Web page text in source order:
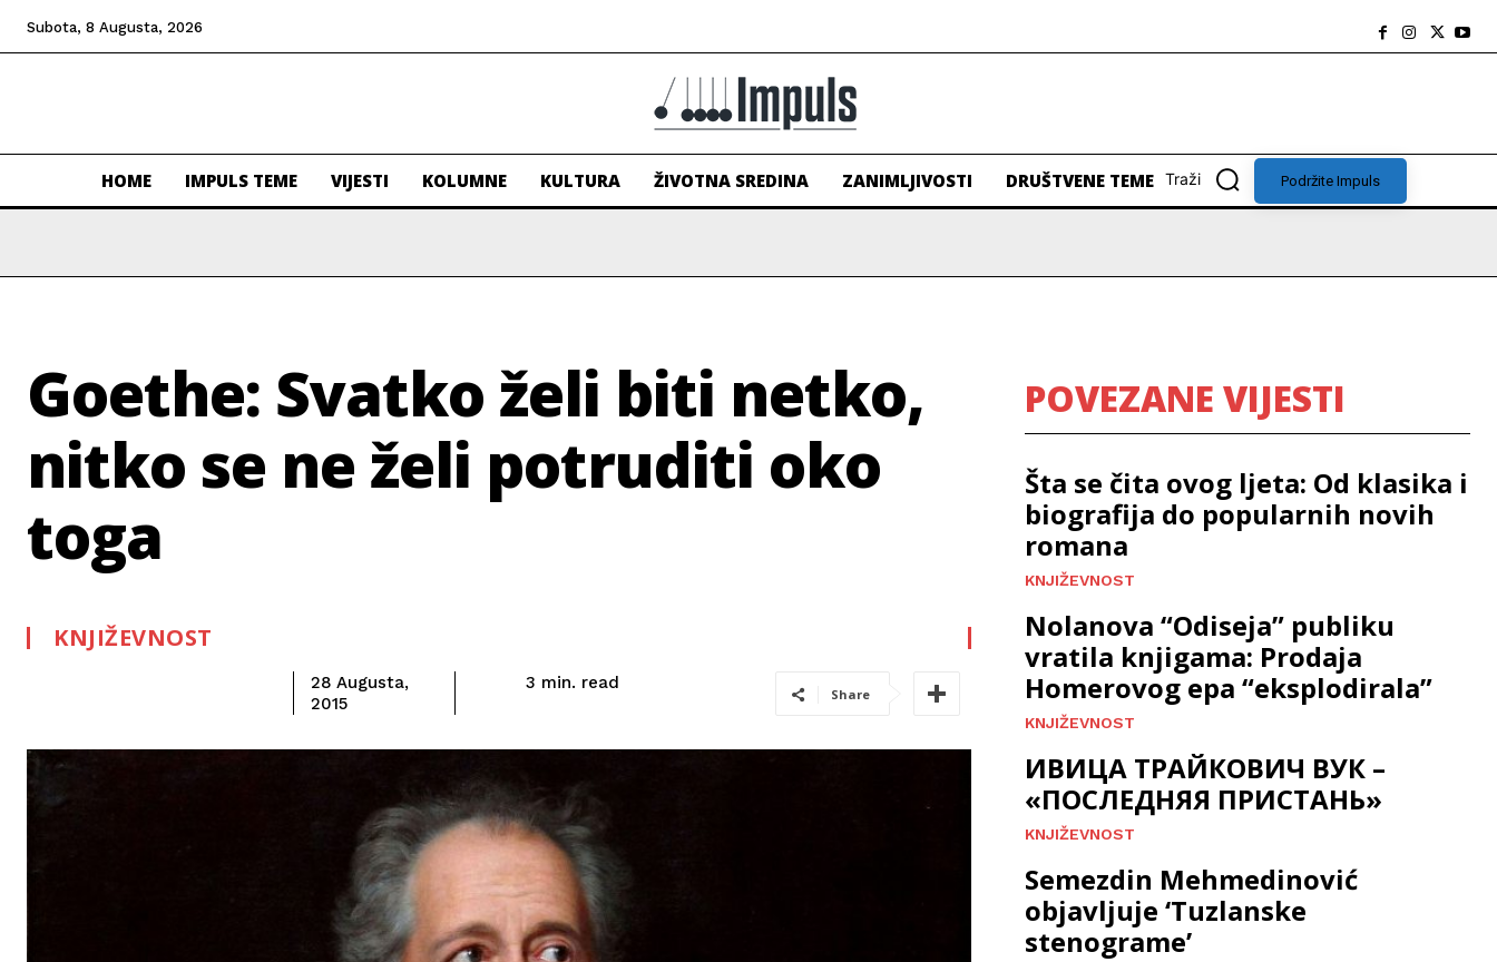
Subota, 8 Augusta, 2026
HOME IMPULS TEME VIJESTI KOLUMNE KULTURA ŽIVOTNA SREDINA ZANIMLJIVOSTI DRUŠTVENE TEME Traži Podržite Impuls
Goethe: Svatko želi biti netko,
nitko se ne želi potruditi oko
toga
KNJIŽEVNOST
28 Augusta,
2015
3 min. read
Share
POVEZANE VIJESTI
Šta se čita ovog ljeta: Od klasika i
biografija do popularnih novih
romana
KNJIŽEVNOST
Nolanova “Odiseja” publiku
vratila knjigama: Prodaja
Homerovog epa “eksplodirala”
KNJIŽEVNOST
ИВИЦА ТРАЙКОВИЧ ВУК –
«ПОСЛЕДНЯЯ ПРИСТАНЬ»
KNJIŽEVNOST
Semezdin Mehmedinović
objavljuje ‘Tuzlanske
stenograme’